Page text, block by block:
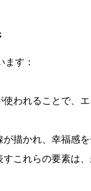
ます：
われることで、
描かれ、幸福感
すこれらの要素は